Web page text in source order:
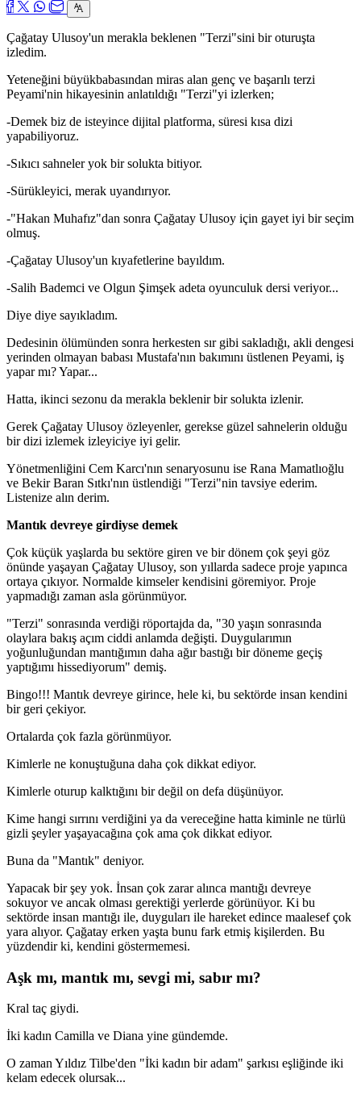
Çağatay Ulusoy'un merakla beklenen "Terzi"sini bir oturuşta
izledim.
Yeteneğini büyükbabasından miras alan genç ve başarılı terzi
Peyami'nin hikayesinin anlatıldığı "Terzi"yi izlerken;
-Demek biz de isteyince dijital platforma, süresi kısa dizi
yapabiliyoruz.
-Sıkıcı sahneler yok bir solukta bitiyor.
-Sürükleyici, merak uyandırıyor.
-"Hakan Muhafız"dan sonra Çağatay Ulusoy için gayet iyi bir seçim
olmuş.
-Çağatay Ulusoy'un kıyafetlerine bayıldım.
-Salih Bademci ve Olgun Şimşek adeta oyunculuk dersi veriyor...
Diye diye sayıkladım.
Dedesinin ölümünden sonra herkesten sır gibi sakladığı, akli dengesi
yerinden olmayan babası Mustafa'nın bakımını üstlenen Peyami, iş
yapar mı? Yapar...
Hatta, ikinci sezonu da merakla beklenir bir solukta izlenir.
Gerek Çağatay Ulusoy özleyenler, gerekse güzel sahnelerin olduğu
bir dizi izlemek izleyiciye iyi gelir.
Yönetmenliğini Cem Karcı'nın senaryosunu ise Rana Mamatlıoğlu
ve Bekir Baran Sıtkı'nın üstlendiği "Terzi"nin tavsiye ederim.
Listenize alın derim.
Mantık devreye girdiyse demek
Çok küçük yaşlarda bu sektöre giren ve bir dönem çok şeyi göz
önünde yaşayan Çağatay Ulusoy, son yıllarda sadece proje yapınca
ortaya çıkıyor. Normalde kimseler kendisini göremiyor. Proje
yapmadığı zaman asla görünmüyor.
"Terzi" sonrasında verdiği röportajda da, "30 yaşın sonrasında
olaylara bakış açım ciddi anlamda değişti. Duygularımın
yoğunluğundan mantığımın daha ağır bastığı bir döneme geçiş
yaptığımı hissediyorum" demiş.
Bingo!!! Mantık devreye girince, hele ki, bu sektörde insan kendini
bir geri çekiyor.
Ortalarda çok fazla görünmüyor.
Kimlerle ne konuştuğuna daha çok dikkat ediyor.
Kimlerle oturup kalktığını bir değil on defa düşünüyor.
Kime hangi sırrını verdiğini ya da vereceğine hatta kiminle ne türlü
gizli şeyler yaşayacağına çok ama çok dikkat ediyor.
Buna da "Mantık" deniyor.
Yapacak bir şey yok. İnsan çok zarar alınca mantığı devreye
sokuyor ve ancak olması gerektiği yerlerde görünüyor. Ki bu
sektörde insan mantığı ile, duyguları ile hareket edince maalesef çok
yara alıyor. Çağatay erken yaşta bunu fark etmiş kişilerden. Bu
yüzdendir ki, kendini göstermemesi.
Aşk mı, mantık mı, sevgi mi, sabır mı?
Kral taç giydi.
İki kadın Camilla ve Diana yine gündemde.
O zaman Yıldız Tilbe'den "İki kadın bir adam" şarkısı eşliğinde iki
kelam edecek olursak...